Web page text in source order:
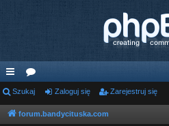
ię
ce
or
a
Szukaj Zaloguj się Zarejestruj się
forum.bandycituska.com